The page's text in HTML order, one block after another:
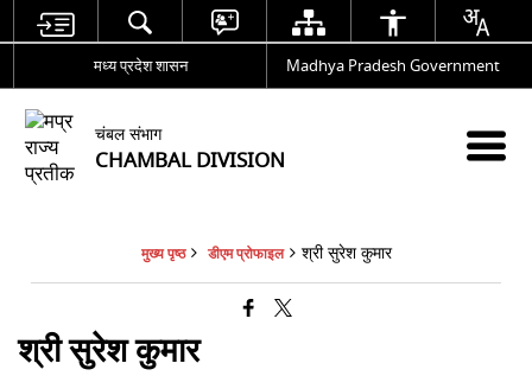
मध्य प्रदेश शासन Madhya Pradesh Government
चंबल संभाग
CHAMBAL DIVISION
मुख्य पृष्ठ डीएम प्रोफाइल श्री सुरेश कुमार
श्री सुरेश कुमार